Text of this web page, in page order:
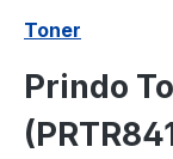
Toner
Prindo